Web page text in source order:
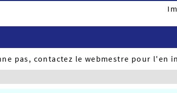
pas, contactez le webmestre pour l'en